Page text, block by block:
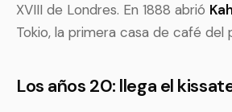
XVIII de Londres. En 1888 abrió
Tokio, la primera casa de café del
Los años 20: llega el